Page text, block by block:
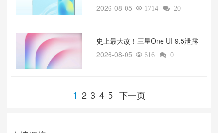
2026-08-05  1714  20
‌史上最大改！三星One UI 9.5泄露
2026-08-05  616  0
1 2 3 4 5 下一页